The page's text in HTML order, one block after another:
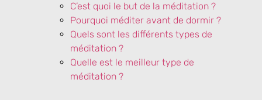
C’est quoi le but de la méditation ?
Pourquoi méditer avant de dormir ?
Quels sont les différents types de
méditation ?
Quelle est le meilleur type de
méditation ?